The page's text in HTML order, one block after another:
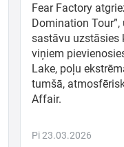
Fear Factory
Domination
sastāvu uzstāsies
viņiem
Lake, poļu
tumšā,
Affair.
Pi 23.03.2026